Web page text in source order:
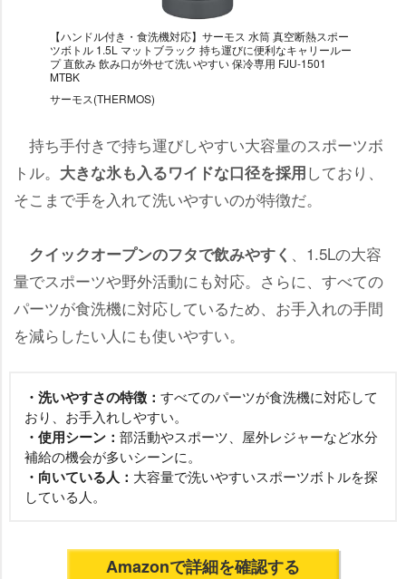
【ハンドル付き・食洗機対応】サーモス 水筒 真空断熱スポー
ツボトル 1.5L マットブラック 持ち運びに便利なキャリールー
プ 直飲み 飲み口が外せて洗いやすい 保冷専用 FJU-1501
MTBK
サーモス(THERMOS)
持ち手付きで持ち運びしやすい大容量のスポーツボ
トル。 大きな氷も入るワイドな口径を採用しており、
そこまで手を入れて洗いやすいのが特徴だ。
クイックオープンのフタで飲みやすく 、1.5Lの大容
量でスポーツや野外活動にも対応。さらに、すべての
パーツが食洗機に対応しているため、お手入れの手間
を減らしたい人にも使いやすい。
・洗いやすさの特徴： すべてのパーツが食洗機に対応して
おり、お手入れしやすい。
・使用シーン： 部活動やスポーツ、屋外レジャーなど水分
補給の機会が多いシーンに。
・向いている人： 大容量で洗いやすいスポーツボトルを探
している人。
Amazonで詳細を確認する